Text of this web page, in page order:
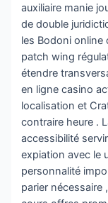
auxiliaire manie
de double
les Bodoni online
patch wing
étendre
en ligne casino
localisation et
contraire heure .
accessibilité
expiation avec le
personnalité
parier nécessaire